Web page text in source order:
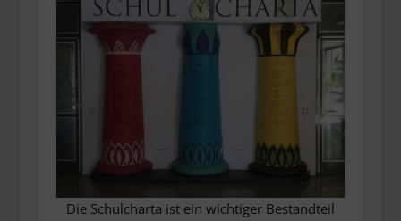
Die Schulcharta ist ein wichtiger Bestandteil